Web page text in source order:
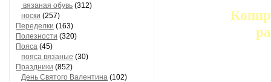
вязаная обувь (312)
носки (257)
Переделки (163)
Полезности (320)
Пояса (45)
пояса вязаные (30)
Праздники (852)
День Святого Валентина (102)